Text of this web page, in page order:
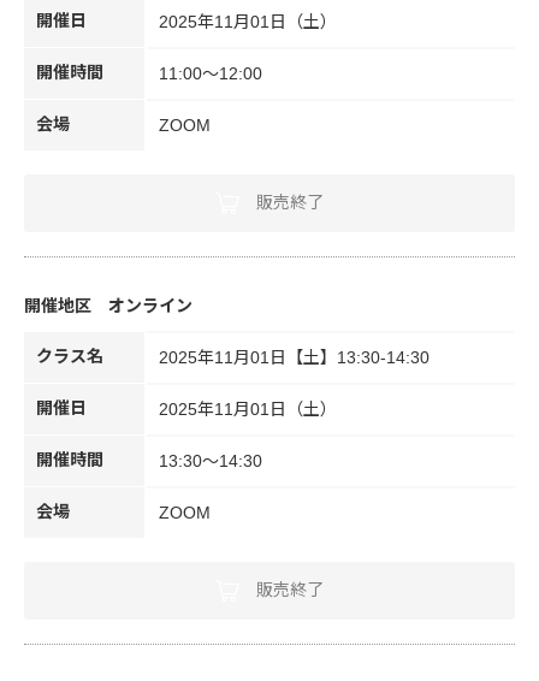
開催日 2025年11月01日（土）
開催時間 11:00～12:00
会場 ZOOM
販売終了
オンライン
クラス名 2025年11月01日【土】13:30-14:30
開催日 2025年11月01日（土）
開催時間 13:30～14:30
会場 ZOOM
販売終了